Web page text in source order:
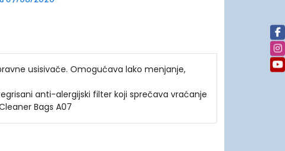
usisivače. Omogućava lako menjanje,
anti-alergijski filter koji sprečava vraćanje
Bags A07